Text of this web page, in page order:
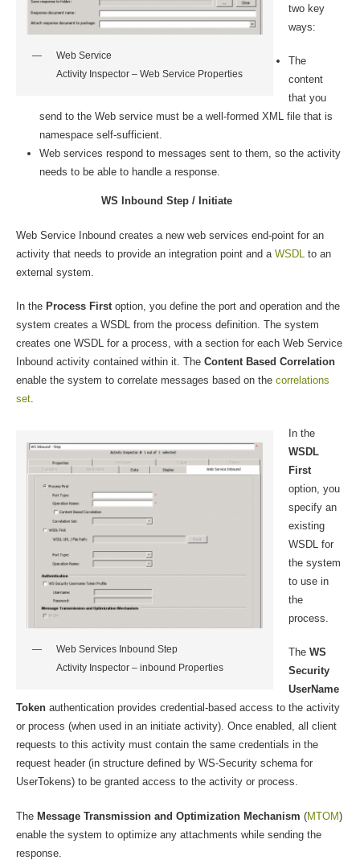
Web Service
Activity Inspector – Web Service Properties
two key
ways:
The
content
that you
send to the Web service must be a well-formed XML file that is
namespace self-sufficient.
Web services respond to messages sent to them, so the activity
needs to be able to handle a response.
WS Inbound Step / Initiate
Web Service Inbound creates a new web services end-point for an
activity that needs to provide an integration point and a WSDL
to an
external system.
In the Process Firstoption, you define the port and operation and the
system creates a WSDL from the process definition. The system
creates one WSDL for a process, with a section for each Web Service
Inbound activity contained within it. The Content Based Correlation
enable the system to correlate messages based on the correlations
set.
Web Services Inbound Step
Activity Inspector – inbound Properties
In the
WSDL
First
option, you
specify an
existing
WSDL for
the system
to use in
the
process.
TheWS
Security
UserName
Tokenauthentication provides credential-based access to the activity
or process (when used in an initiate activity). Once enabled, all client
requests to this activity must contain the same credentials in the
request header (in structure defined by WS-Security schema for
UserTokens) to be granted access to the activity or process.
The Message Transmission and Optimization Mechanism (MTOM)
enable the system to optimize any attachments while sending the
response.